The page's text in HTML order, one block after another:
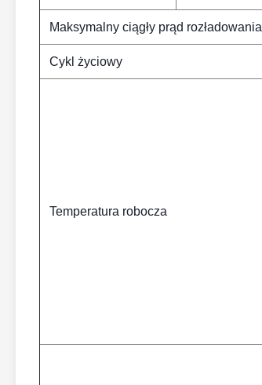
Maksymalny ciągły prąd rozładowania
Cykl życiowy
Temperatura robocza